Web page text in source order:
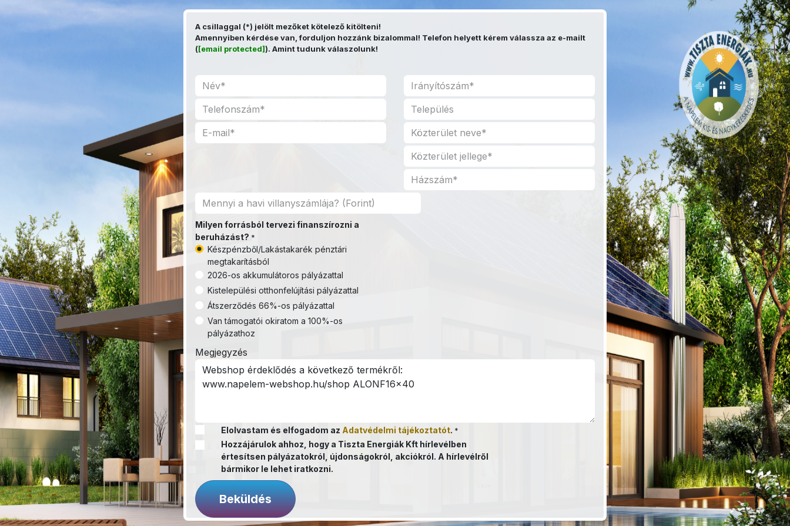
Kihagyás és továbblépés a tartalomhoz
A csillaggal (*) jelölt mezőket kötelező kitölteni!
Amennyiben kérdése van, forduljon hozzánk bizalommal! Telefon helyett kérem válassza az e-mailt
([email protected]). Amint tudunk válaszolunk!
Milyen forrásból tervezi finanszírozni a
beruházást? *
Készpénzből/Lakástakarék pénztári
megtakarításból
2026-os akkumulátoros pályázattal
Kistelepülési otthonfelújítási pályázattal
Átszerződés 66%-os pályázattal
Van támogatói okiratom a 100%-os
pályázathoz
Megjegyzés
Elolvastam és elfogadom az Adatvédelmi tájékoztatót. *
Hozzájárulok ahhoz, hogy a Tiszta Energiák Kft hírlevélben
értesítsen pályázatokról, újdonságokról, akciókról. A hírlevélről
bármikor le lehet iratkozni.
Beküldés